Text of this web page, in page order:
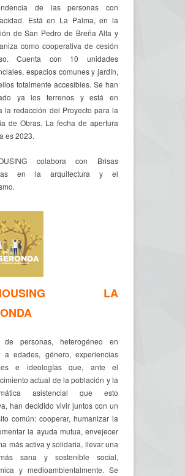
de las personas con
Está en La Palma, en la
de San Pedro de Breña Alta y
como cooperativa de cesión
Cuenta con 10 unidades
espacios comunes y jardín,
totalmente accesibles. Se han
ya los terrenos y está en
la redacción del Proyecto para la
de Obras. La fecha de apertura
es 2023.
colabora con Brisas
en la arquitectura y el
LA
de personas, heterogéneo en
a edades, género, experiencias
e ideologías que, ante el
actual de la población y la
asistencial que esto
han decidido vivir juntos con un
común: cooperar, humanizar la
la ayuda mutua, envejecer
más activa y solidaria, llevar una
sana y sostenible social,
y medioambientalmente. Se